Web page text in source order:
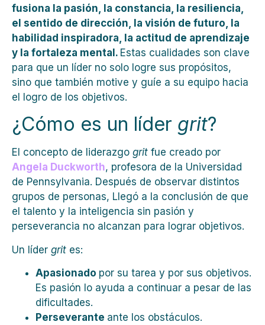
fusiona la pasión, la constancia, la resiliencia,
el sentido de dirección, la visión de futuro, la
habilidad inspiradora, la actitud de aprendizaje
y la fortaleza mental. Estas cualidades son clave
para que un líder no solo logre sus propósitos,
sino que también motive y guíe a su equipo hacia
el logro de los objetivos.
¿Cómo es un líder grit?
El concepto de liderazgo grit fue creado por
Angela Duckworth, profesora de la Universidad
de Pennsylvania. Después de observar distintos
grupos de personas, Llegó a la conclusión de que
el talento y la inteligencia sin pasión y
perseverancia no alcanzan para lograr objetivos.
Un líder grit es:
Apasionado por su tarea y por sus objetivos.
Es pasión lo ayuda a continuar a pesar de las
dificultades.
Perseverante ante los obstáculos.